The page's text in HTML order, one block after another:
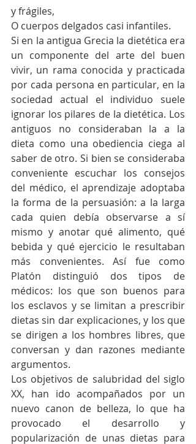
y frágiles,
O cuerpos delgados casi infantiles.
Si en la antigua Grecia la dietética era
un componente del arte del buen
vivir, un rama conocida y practicada
por cada persona en particular, en la
sociedad actual el individuo suele
ignorar los pilares de la dietética. Los
antiguos no consideraban la a la
dieta como una obediencia ciega al
saber de otro. Si bien se consideraba
conveniente escuchar los consejos
del médico, el aprendizaje adoptaba
la forma de la persuasión: a la larga
cada quien debía observarse a sí
mismo y anotar qué alimento, qué
bebida y qué ejercicio le resultaban
más convenientes. Así fue como
Platón distinguió dos tipos de
médicos: los que son buenos para
los esclavos y se limitan a prescribir
dietas sin dar explicaciones, y los que
se dirigen a los hombres libres, que
conversan y dan razones mediante
argumentos.
Los objetivos de salubridad del siglo
XX, han ido acompañados por un
nuevo canon de belleza, lo que ha
provocado el desarrollo y
popularización de unas dietas para